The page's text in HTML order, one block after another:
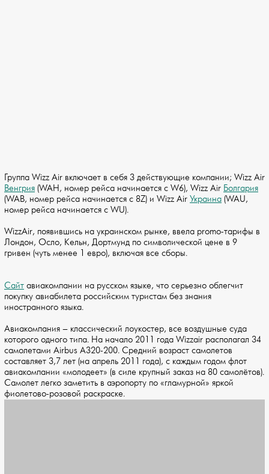
Группа Wizz Air включает в себя 3 действующие компании; Wizz Air
Венгрия (WAH, номер рейса начинается с W6), Wizz Air Болгария
(WAB, номер рейса начинается с 8Z) и Wizz Air Украина (WAU,
номер рейса начинается с WU).
WizzAir, появившись на украинском рынке, ввела promo-тарифы в
Лондон, Осло, Кельн, Дортмунд по символической цене в 9
гривен (чуть менее 1 евро), включая все сборы.
Сайт авиакомпании на русском языке, что серьезно облегчит
покупку авиабилета российским туристам без знания
иностранного языка.
Авиакомпания – классический лоукостер, все воздушные суда
которого одного типа. На начало 2011 года Wizzair располагал 34
самолетами Airbus A320-200. Средний возраст самолетов
составляет 3,7 лет (на апрель 2011 года), с каждым годом флот
авиакомпании «молодеет» (в силе крупный заказ на 80 самолётов).
Самолет легко заметить в аэропорту по «гламурной» яркой
фиолетово-розовой раскраске.